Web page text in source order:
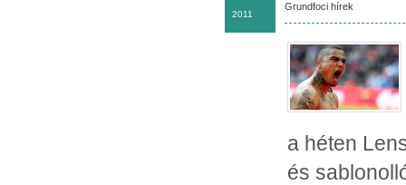
2011
Grundfoci hírek
a héten
és